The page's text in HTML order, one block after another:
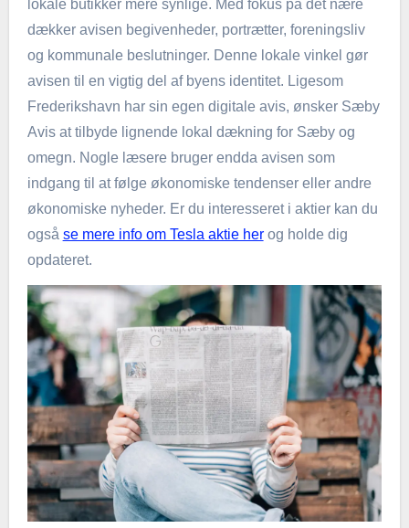
lokale butikker mere synlige. Med fokus på det nære
dækker avisen begivenheder, portrætter, foreningsliv
og kommunale beslutninger. Denne lokale vinkel gør
avisen til en vigtig del af byens identitet. Ligesom
Frederikshavn har sin egen digitale avis, ønsker Sæby
Avis at tilbyde lignende lokal dækning for Sæby og
omegn. Nogle læsere bruger endda avisen som
indgang til at følge økonomiske tendenser eller andre
økonomiske nyheder. Er du interesseret i aktier kan du
også se mere info om Tesla aktie herog holde dig
opdateret.